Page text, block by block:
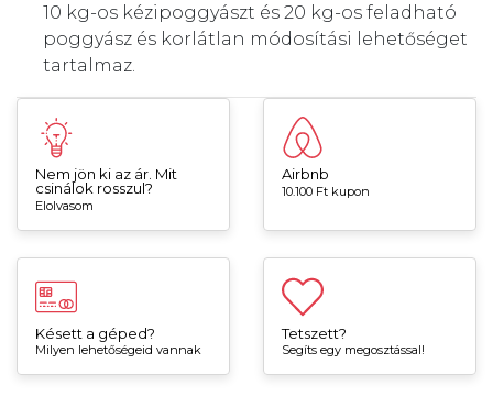
10 kg-os kézipoggyászt és 20 kg-os feladható
poggyász és korlátlan módosítási lehetőséget
tartalmaz.
Nem jön ki az ár. Mit
csinálok rosszul?
Elolvasom
Airbnb
10.100 Ft kupon
Késett a géped?
Milyen lehetőségeid vannak
Tetszett?
Segíts egy megosztással!